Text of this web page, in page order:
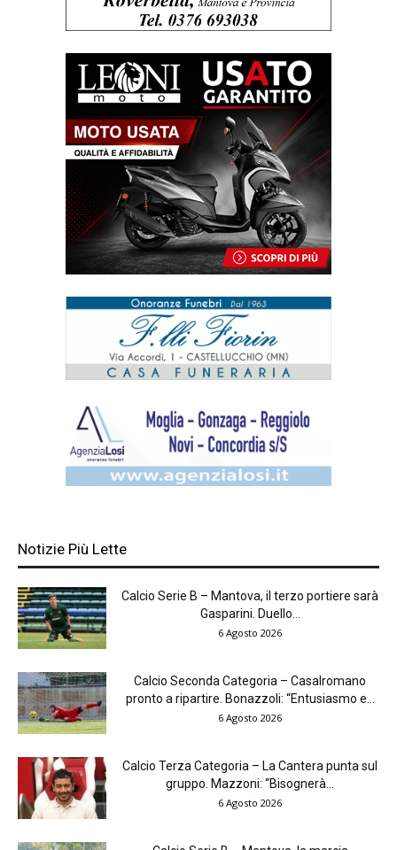
Notizie Più Lette
Calcio Serie B – Mantova, il terzo portiere sarà
Gasparini. Duello...
6 Agosto 2026
Calcio Seconda Categoria – Casalromano
pronto a ripartire. Bonazzoli: “Entusiasmo e...
6 Agosto 2026
Calcio Terza Categoria – La Cantera punta sul
gruppo. Mazzoni: “Bisognerà...
6 Agosto 2026